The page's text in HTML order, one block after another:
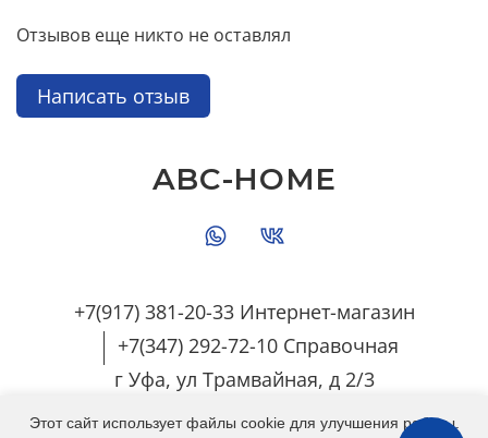
Отзывов еще никто не оставлял
Написать отзыв
+7(917) 381-20-33 Интернет-магазин
+7(347) 292-72-10 Справочная
г Уфа, ул Трамвайная, д 2/3
ABC-HOME
Этот сайт использует файлы cookie для улучшения работы.